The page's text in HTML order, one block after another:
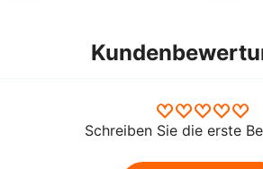
Schreiben Sie die erste